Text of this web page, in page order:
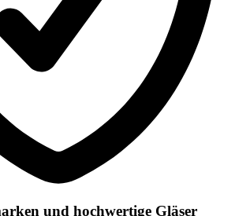
und hochwertige Gläser